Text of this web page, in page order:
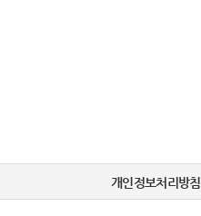
개인정보처리방침